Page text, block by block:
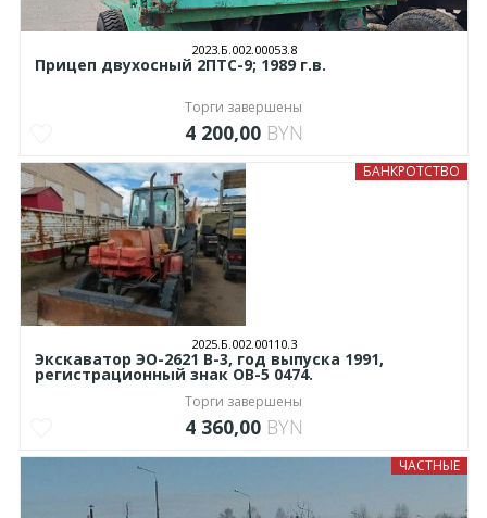
2023.Б.002.00053.8
Прицеп двухосный 2ПТС-9; 1989 г.в.
Торги завершены
4 200,00 BYN
БАНКРОТСТВО
2025.Б.002.00110.3
Экскаватор ЭО-2621 В-3, год выпуска 1991,
регистрационный знак ОВ-5 0474.
Торги завершены
4 360,00 BYN
ЧАСТНЫЕ